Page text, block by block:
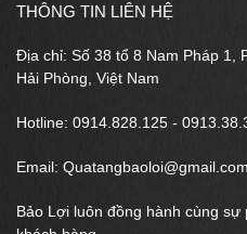
THÔNG TIN LIÊN HỆ
Địa chỉ: Số 38 tổ 8 Nam Pháp 1,
Hải Phòng, Việt Nam
Hotline: 0914.828.125 -
Email: Quatangbaoloi@gmail.com
Bảo Lợi luôn đồng hành cùng